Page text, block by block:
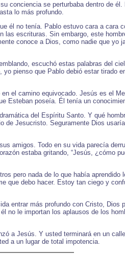
conciencia se perturbaba dentro de
lo más profundo.
él no tenía. Pablo estuvo cara a cara
las escrituras. Sin embargo, este
conoce a Dios, como nadie que yo
escuchó estas palabras del
pienso que Pablo debió estar tirado
el camino equivocado. Jesús es el
Esteban poseía. Él tenía un
del Espíritu Santo. Y qué
de Jesucristo. Seguramente Dios
amigos. Todo en su vida parecía
estaba gritando, “Jesús, ¿cómo
pero nada de lo que había aprendido
que debo hacer. Estoy tan ciego y
entrar más profundo con Cristo, Dios
no le importan los aplausos de los
a Jesús. Y usted terminará en un
a un lugar de total impotencia.